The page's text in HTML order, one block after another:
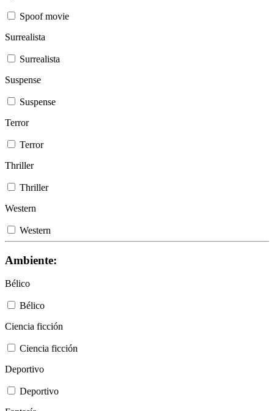
Spoof movie
Surrealista
Surrealista
Suspense
Suspense
Terror
Terror
Thriller
Thriller
Western
Western
Ambiente:
Bélico
Bélico
Ciencia ficción
Ciencia ficción
Deportivo
Deportivo